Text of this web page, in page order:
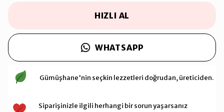
HIZLI AL
WHATSAPP
Gümüşhane'nin seçkin lezzetleri doğrudan, üreticiden.
Siparişinizle ilgili herhangi bir sorun yaşarsanız